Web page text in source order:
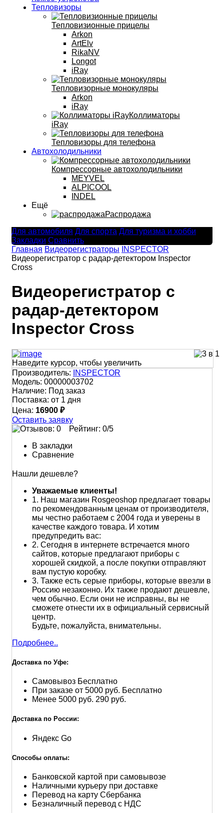
Тепловизоры
Тепловизионные прицелы
Arkon
ArtElv
RikaNV
Longot
iRay
Тепловизорные монокуляры
Arkon
iRay
Коллиматоры
iRay
Тепловизоры для телефона
Автохолодильники
Компрессорные автохолодильники
MEYVEL
ALPICOOL
INDEL
Ещё
Распродажа
Для автомобиля Для спорта Для туризма и хобби
Закладки Сравнить
Главная Видеорегистраторы
INSPECTOR
Видеорегистратор с радар-детектором Inspector
Cross
Видеорегистратор с
радар-детектором
Inspector Cross
Наведите курсор, чтобы увеличить
Производитель:
INSPECTOR
Модель: 00000003702
Наличие: Под заказ
Поставка: от 1 дня
Цена: 16900 ₽
Оставить заявку
Рейтинг: 0/5
В закладки
Сравнение
Нашли дешевле?
Уважаемые клиенты!
1. Наш магазин Rosgeoshop предлагает товары
по рекомендованным ценам от производителя,
мы честно работаем с 2004 года и уверены в
качестве каждого товара. И хотим
предупредить вас:
2. Сегодня в интернете встречается много
сайтов, которые предлагают приборы с
хорошей скидкой, а после покупки отправляют
вам пустую коробку.
3. Также есть серые приборы, которые ввезли в
Россию незаконно. Их также продают дешевле,
чем обычно. Если они не исправны, вы не
сможете отнести их в официальный сервисный
центр.
Будьте, пожалуйста, внимательны.
Подробнее..
Доставка по Уфе:
Самовывоз Бесплатно
При заказе от 5000 руб. Бесплатно
Менее 5000 руб. 290 руб.
Доставка по России:
Яндекс Go
Способы оплаты:
Банковской картой при самовывозе
Наличными курьеру при доставке
Перевод на карту Сбербанка
Безналичный перевод с НДС